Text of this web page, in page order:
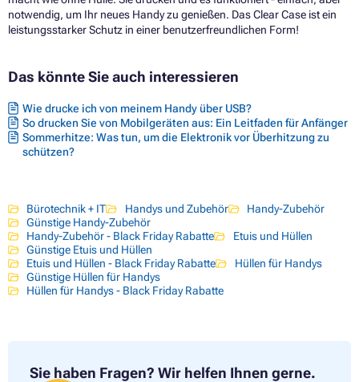
notwendig, um Ihr neues Handy zu genießen. Das Clear Case ist ein
leistungsstarker Schutz in einer benutzerfreundlichen Form!
Das könnte Sie auch interessieren
Wie drucke ich von meinem Handy über USB?
So drucken Sie von Mobilgeräten aus: Ein Leitfaden für Anfänger
Sommerhitze: Was tun, um die Elektronik vor Überhitzung zu
schützen?
Bürotechnik + IT Handys und Zubehör
Handy-Zubehör
Günstige Handy-Zubehör
Handy-Zubehör - Black Friday Rabatte
Etuis und Hüllen
Günstige Etuis und Hüllen
Etuis und Hüllen - Black Friday Rabatte
Hüllen für Handys
Günstige Hüllen für Handys
Hüllen für Handys - Black Friday Rabatte
Sie haben Fragen? Wir helfen Ihnen gerne.